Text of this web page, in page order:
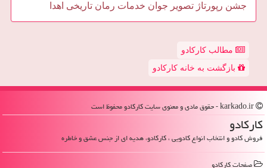
جشن رپورتاژ تصویر جوان خدمات رمان تاریخی اهدا
مطالب کارکادو
بازگشت به خانه کارکادو
كاركادو
فروش کادو و انتخاب انواع کادویی ، کارکادو، هدیه ای از جنس عشق و خاطره
صفحات كاركادو